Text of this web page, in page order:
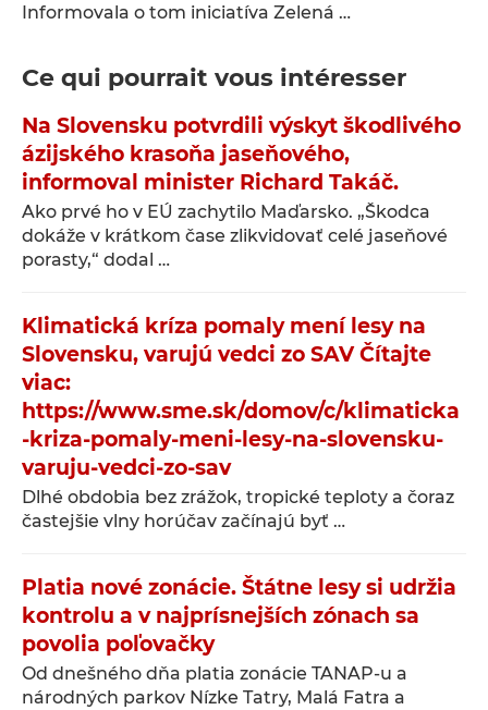
Informovala o tom iniciatíva Zelená …
Ce qui pourrait vous intéresser
Na Slovensku potvrdili výskyt škodlivého
ázijského krasoňa jaseňového,
informoval minister Richard Takáč.
Ako prvé ho v EÚ zachytilo Maďarsko. „Škodca
dokáže v krátkom čase zlikvidovať celé jaseňové
porasty,“ dodal …
Klimatická kríza pomaly mení lesy na
Slovensku, varujú vedci zo SAV Čítajte
viac:
https://www.sme.sk/domov/c/klimaticka
-kriza-pomaly-meni-lesy-na-slovensku-
varuju-vedci-zo-sav
Dlhé obdobia bez zrážok, tropické teploty a čoraz
častejšie vlny horúčav začínajú byť …
Platia nové zonácie. Štátne lesy si udržia
kontrolu a v najprísnejších zónach sa
povolia poľovačky
Od dnešného dňa platia zonácie TANAP-u a
národných parkov Nízke Tatry, Malá Fatra a